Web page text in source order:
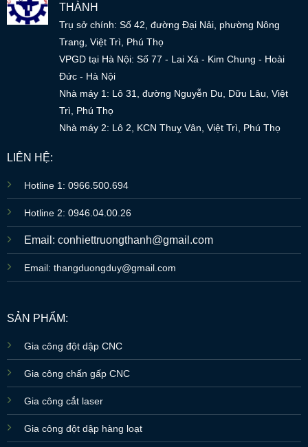
THÀNH
Trụ sở chính: Số 42, đường Đại Nải, phường Nông
Trang, Việt Trì, Phú Thọ
VPGD tại Hà Nội: Số 77 - Lai Xá - Kim Chung - Hoài
Đức - Hà Nội
Nhà máy 1: Lô 31, đường Nguyễn Du, Dữu Lâu, Việt
Trì, Phú Thọ
Nhà máy 2: Lô 2, KCN Thuỵ Vân, Việt Trì, Phú Thọ
LIÊN HỆ:
Hotline 1: 0966.500.694
Hotline 2: 0946.04.00.26
Email: conhiettruongthanh@gmail.com
Email: thangduongduy@gmail.com
SẢN PHẨM:
Gia công đột dập CNC
Gia công chấn gấp CNC
Gia công cắt laser
Gia công đột dập hàng loạt